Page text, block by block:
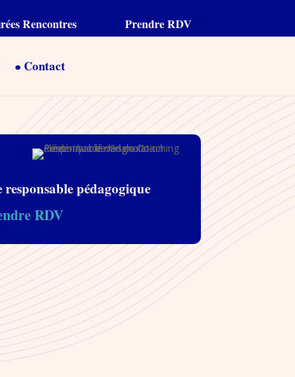
Rencontres Prendre RDV
Contact
responsable pédagogique
RDV